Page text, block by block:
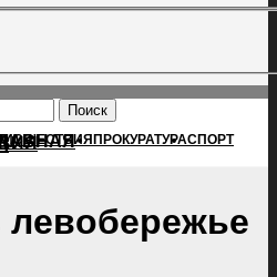
ПРОКУРАТУРАСПОРТ